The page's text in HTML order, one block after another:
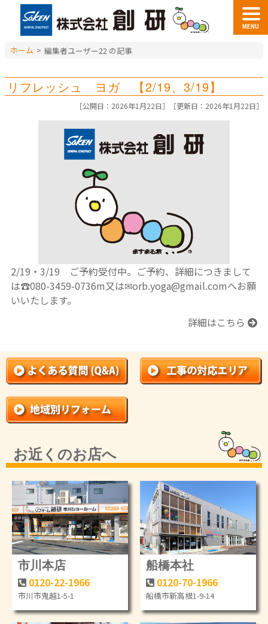
MENU
ホーム > 編集者ユーザー22 の記事
リフレッシュ ヨガ 【2/19、3/19】
［公開日：2026年1月22日］［更新日：2026年1月22日］
2/19・3/19 ご予約受付中。ご予約、詳細につきまして
は☎080-3459-0736m又は✉orb.yoga@gmail.comへお願
いいたします。
詳細はこちら
お近くのお店へ
市川本店
0120-22-1966
市川市鬼越1-5-1
船橋本社
0120-70-1966
船橋市新高根1-9-14